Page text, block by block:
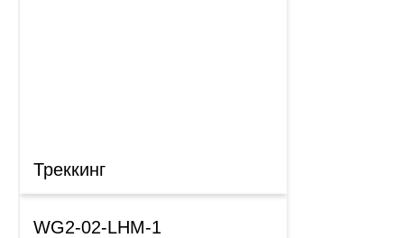
Треккинг
WG2-02-LHM-1